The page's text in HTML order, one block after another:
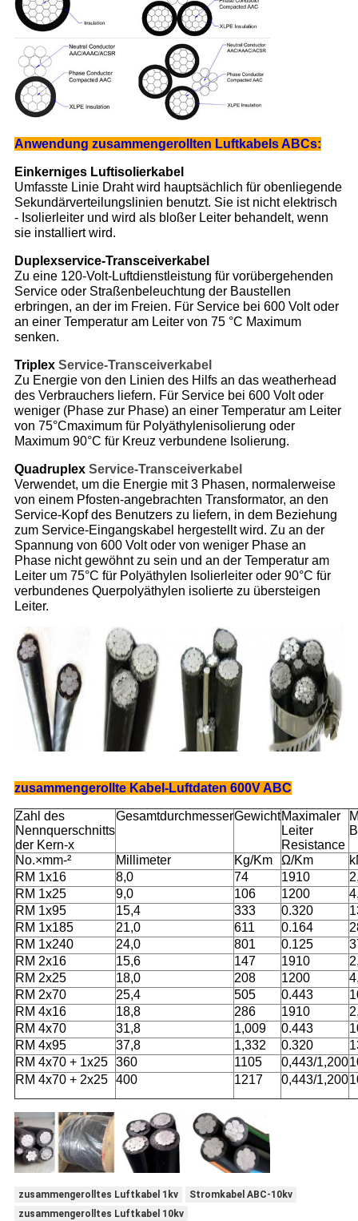
Anwendung zusammengerollten Luftkabels ABCs:
Einkerniges Luftisolierkabel
Umfasste Linie Draht wird hauptsächlich für obenliegende
Sekundärverteilungslinien benutzt. Sie ist nicht elektrisch
- Isolierleiter und wird als bloßer Leiter behandelt, wenn
sie installiert wird.
Duplexservice-Transceiverkabel
Zu eine 120-Volt-Luftdienstleistung für vorübergehenden
Service oder Straßenbeleuchtung der Baustellen
erbringen, an der im Freien. Für Service bei 600 Volt oder
an einer Temperatur am Leiter von 75 °C Maximum
senken.
TriplexService-Transceiverkabel
Zu Energie von den Linien des Hilfs an das weatherhead
des Verbrauchers liefern. Für Service bei 600 Volt oder
weniger (Phase zur Phase) an einer Temperatur am Leiter
von 75°Cmaximum für Polyäthylenisolierung oder
Maximum 90°C für Kreuz verbundene Isolierung.
QuadruplexService-Transceiverkabel
Verwendet, um die Energie mit 3 Phasen, normalerweise
von einem Pfosten-angebrachten Transformator, an den
Service-Kopf des Benutzers zu liefern, in dem Beziehung
zum Service-Eingangskabel hergestellt wird. Zu an der
Spannung von 600 Volt oder von weniger Phase an
Phase nicht gewöhnt zu sein und an der Temperatur am
Leiter um 75°C für Polyäthylen Isolierleiter oder 90°C für
verbundenes Querpolyäthylen isolierte zu übersteigen
Leiter.
zusammengerollte Kabel-Luftdaten 600V ABC
Zahl des
Nennquerschnitts
der Kern-x
GesamtdurchmesserGewichtMaximaler
Leiter
Resistance
No.×mm-² Millimeter Kg/Km Ω/Km
RM 1x16
8,0 74 1910
RM 1x25
9,0 106 1200
RM 1x95
15,4 333 0.320
RM 1x185
21,0 611 0.164
RM 1x240
24,0 801 0.125
RM 2x16
15,6 147 1910
RM 2x25
18,0 208 1200
RM 2x70
25,4 505 0.443
RM 4x16
18,8 286 1910
RM 4x70
31,8 1,009 0.443
RM 4x95
37,8 1,332 0.320
RM 4x70 + 1x25 360 1105 0,443/1,200
RM 4x70 + 2x25 400 1217 0,443/1,200
zusammengerolltes Luftkabel 1kv
Stromkabel ABC-10kv
zusammengerolltes Luftkabel 10kv